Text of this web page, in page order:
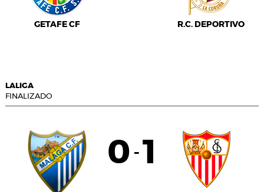
GETAFE CF R.C. DEPORTIVO
LALIGA
FINALIZADO
0 - 1